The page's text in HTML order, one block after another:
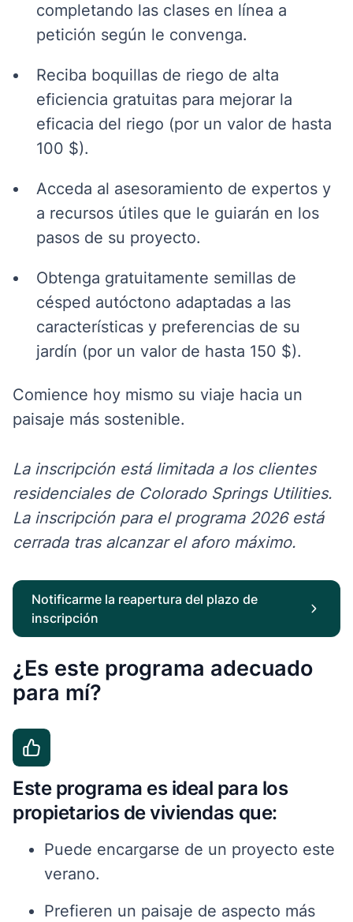
completando las clases en línea a
petición según le convenga.
Reciba boquillas de riego de alta
eficiencia gratuitas para mejorar la
eficacia del riego (por un valor de hasta
100 $).
Acceda al asesoramiento de expertos y
a recursos útiles que le guiarán en los
pasos de su proyecto.
Obtenga gratuitamente semillas de
césped autóctono adaptadas a las
características y preferencias de su
jardín (por un valor de hasta 150 $).
Comience hoy mismo su viaje hacia un
paisaje más sostenible.
La inscripción está limitada a los clientes
residenciales de Colorado Springs Utilities.
La inscripción para el programa 2026 está
cerrada tras alcanzar el aforo máximo.
Notificarme la reapertura del plazo de
inscripción
¿Es este programa adecuado
para mí?
Este programa es ideal para los
propietarios de viviendas que:
Puede encargarse de un proyecto este
verano.
Prefieren un paisaje de aspecto más